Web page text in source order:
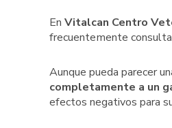
En Vitalcan Centro
frecuentemente
Aunque pueda parecer
completamente a un
efectos negativos para